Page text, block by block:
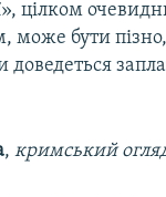
цілком
може бути пізно,
доведеться
, кримський